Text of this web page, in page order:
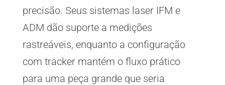
precisão. Seus sistemas laser IFM e
ADM dão suporte a medições
rastreáveis, enquanto a configuração
com tracker mantém o fluxo prático
para uma peça grande que seria